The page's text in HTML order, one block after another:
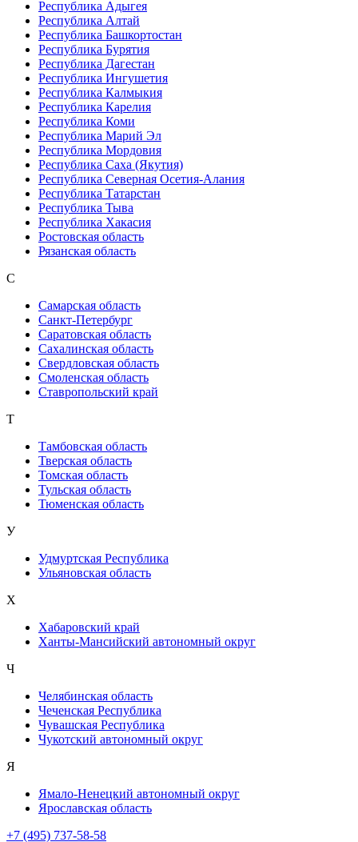
Республика Адыгея
Республика Алтай
Республика Башкортостан
Республика Бурятия
Республика Дагестан
Республика Ингушетия
Республика Калмыкия
Республика Карелия
Республика Коми
Республика Марий Эл
Республика Мордовия
Республика Саха (Якутия)
Республика Северная Осетия-Алания
Республика Татарстан
Республика Тыва
Республика Хакасия
Ростовская область
Рязанская область
С
Самарская область
Санкт-Петербург
Саратовская область
Сахалинская область
Свердловская область
Смоленская область
Ставропольский край
Т
Тамбовская область
Тверская область
Томская область
Тульская область
Тюменская область
У
Удмуртская Республика
Ульяновская область
Х
Хабаровский край
Ханты-Мансийский автономный округ
Ч
Челябинская область
Чеченская Республика
Чувашская Республика
Чукотский автономный округ
Я
Ямало-Ненецкий автономный округ
Ярославская область
+7 (495) 737-58-58